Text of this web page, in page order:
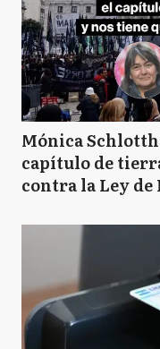
CC
Mónica
capítulo de
contra la Ley